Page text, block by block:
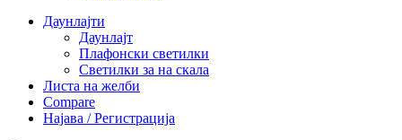
Даунлајти
Даунлајт
Плафонски светилки
Светилки за на скала
Листа на желби
Compare
Најава / Регистрација